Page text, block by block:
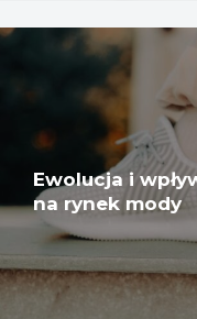
Ewolucja i
na rynek mody